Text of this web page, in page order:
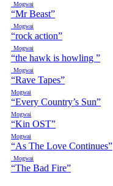
Mogwai
“Mr Beast”
Mogwai
“rock action”
Mogwai
“the hawk is howling ”
Mogwai
“Rave Tapes”
Mogwai
“Every Country’s Sun”
Mogwai
“Kin OST”
Mogwai
“As The Love Continues”
Mogwai
“The Bad Fire”